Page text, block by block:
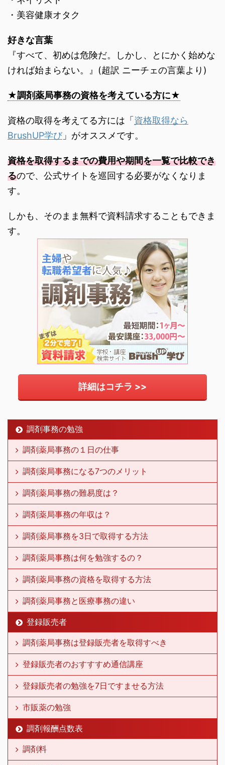
・美容健康オタク
好きな言葉
『すべて、初めは危険だ。しかし、とにかく始めな
ければ始まらない。』(超訳 ニーチェの言葉より)
★調剤薬局事務の資格を考えている方に★
資格の取得を考えてる方には「 資格取得なら
BrushUP学び」がオススメです。
資格を取得するまでの費用や期間を一覧で比較でき
るので、公式サイトを巡回する必要がなくなりま
す。
しかも、そのまま無料で資料請求することもできま
す。
詳細はコチラ >>
調剤事務の勉強
調剤薬局事務の１日の仕事
調剤薬局事務になる7つのメリット
調剤薬局事務の難易度は？
調剤薬局事務の年収は？
調剤薬局事務を3日で取得する方法
調剤薬局事務は何を勉強するの？
調剤薬局事務の資格を取得する方法
調剤薬局事務と医療事務の違い
登録販売者
調剤薬局事務は登録販売者を取得すべき
登録販売者のおすすすめ通信講座
登録販売者の勉強を7日ですませる方法
市販薬の勉強
調剤報酬点数表
調剤料